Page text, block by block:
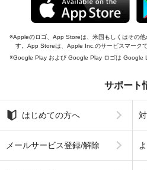
Appleのロゴ、App Storeは、米国もしくはその
す。App Storeは、Apple Inc.のサービスマークで
Google Play および Google Play ロゴは Google
サポート
はじめての方へ
メールサービス登録/解除